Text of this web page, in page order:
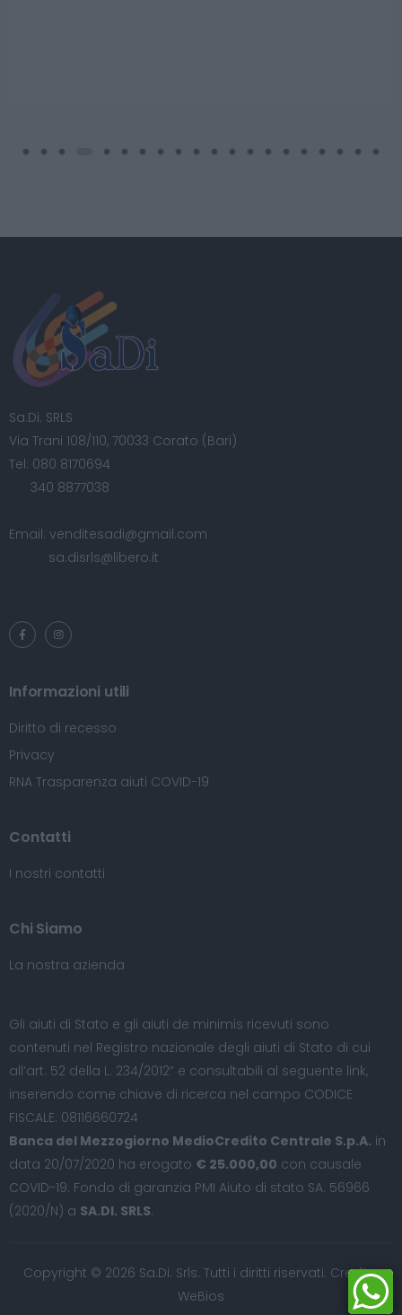
Sa.Di. SRLS
Via Trani 108/110, 70033 Corato (Bari)
Tel: 080 8170694
340 8877038
Email: venditesadi@gmail.com
sa.disrls@libero.it
Informazioni utili
Diritto di recesso
Privacy
RNA Trasparenza aiuti COVID-19
Contatti
I nostri contatti
Chi Siamo
La nostra azienda
Gli aiuti di Stato e gli aiuti de minimis ricevuti sono
contenuti nel Registro nazionale degli aiuti di Stato di cui
all’art. 52 della L. 234/2012” e consultabili al seguente link,
inserendo come chiave di ricerca nel campo CODICE
FISCALE: 08116660724
Banca del Mezzogiorno MedioCredito Centrale S.p.A. in
data 20/07/2020 ha erogato € 25.000,00 con causale
COVID-19: Fondo di garanzia PMI Aiuto di stato SA. 56966
(2020/N) a SA.DI. SRLS.
Copyright © 2026 Sa.Di. Srls. Tutti i diritti riservati. Credits:
WeBios